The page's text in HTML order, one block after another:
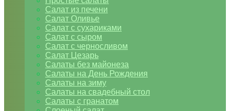
Салат из печени
Салат Оливье
Салат с сухариками
Салат с сыром
Салат с черносливом
Салат Цезарь
Салаты без майонеза
Салаты на День Рождения
Салаты на зиму
Салаты на свадебный стол
Салаты с гранатом